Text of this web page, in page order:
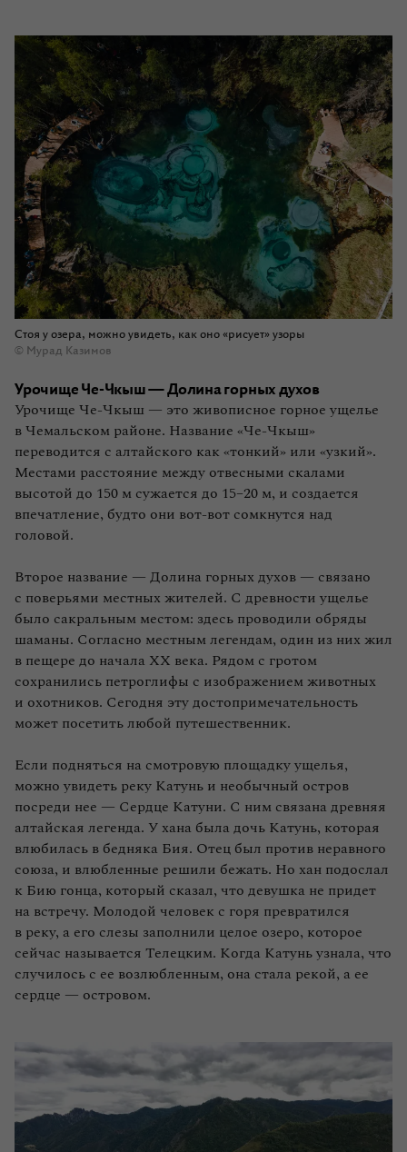
Стоя у озера, можно увидеть, как оно «рисует» узоры
© Мурад Казимов
Урочище Че-Чкыш — Долина горных духов
Урочище Че‑Чкыш — это живописное горное ущелье
в Чемальском районе. Название «Че‑Чкыш»
переводится с алтайского как «тонкий» или «узкий».
Местами расстояние между отвесными скалами
высотой до 150 м сужается до 15–20 м, и создается
впечатление, будто они вот‑вот сомкнутся над
головой.
Второе название — Долина горных духов — связано
с поверьями местных жителей. С древности ущелье
было сакральным местом: здесь проводили обряды
шаманы. Согласно местным легендам, один из них жил
в пещере до начала XX века. Рядом с гротом
сохранились петроглифы с изображением животных
и охотников. Сегодня эту достопримечательность
может посетить любой путешественник.
Если подняться на смотровую площадку ущелья,
можно увидеть реку Катунь и необычный остров
посреди нее — Сердце Катуни. С ним связана древняя
алтайская легенда. У хана была дочь Катунь, которая
влюбилась в бедняка Бия. Отец был против неравного
союза, и влюбленные решили бежать. Но хан подослал
к Бию гонца, который сказал, что девушка не придет
на встречу. Молодой человек с горя превратился
в реку, а его слезы заполнили целое озеро, которое
сейчас называется Телецким. Когда Катунь узнала, что
случилось с ее возлюбленным, она стала рекой, а ее
сердце — островом.